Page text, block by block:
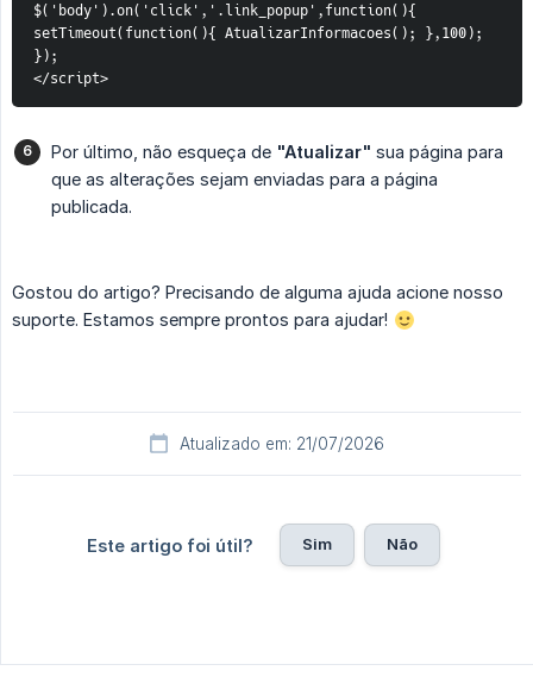
$('body').on('click','.link_popup',function(){
setTimeout(function(){ AtualizarInformacoes(); },100);
});
</script>
Por último, não esqueça de "Atualizar" sua página para
que as alterações sejam enviadas para a página
publicada.
Gostou do artigo? Precisando de alguma ajuda acione nosso
suporte. Estamos sempre prontos para ajudar!
Atualizado em: 21/07/2026
Este artigo foi útil? Sim Não